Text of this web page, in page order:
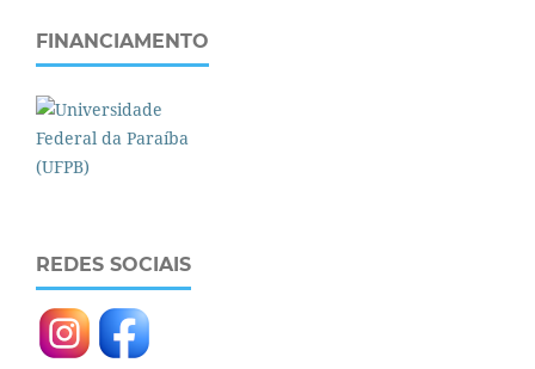
FINANCIAMENTO
REDES SOCIAIS